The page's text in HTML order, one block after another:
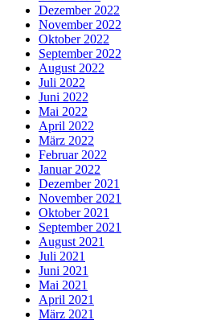
Dezember 2022
November 2022
Oktober 2022
September 2022
August 2022
Juli 2022
Juni 2022
Mai 2022
April 2022
März 2022
Februar 2022
Januar 2022
Dezember 2021
November 2021
Oktober 2021
September 2021
August 2021
Juli 2021
Juni 2021
Mai 2021
April 2021
März 2021